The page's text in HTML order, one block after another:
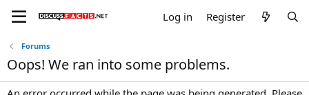
Log in Register
Forums
Oops! We ran into some problems.